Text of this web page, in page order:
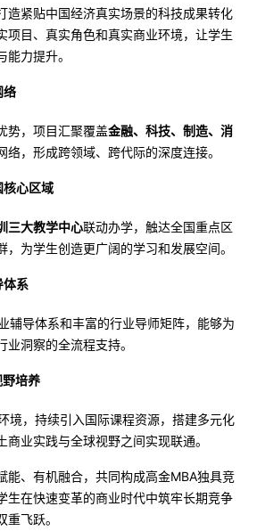
造紧贴中国经济真实场景的科技成果转化
项目、真实角色和真实商业环境，让学生
能力提升。
络
势，项目汇聚覆盖金融、科技、制造、消
络，形成跨领域、跨代际的深度连接。
核心区域
三大教学中心联动办学，触达全国重点区
，为学生创造更广阔的学习和发展空间。
体系
辅导体系和丰富的行业导师矩阵，能够为
业洞察的全流程支持。
培养
境，持续引入国际课程资源，搭建多元化
商业实践与全球视野之间实现联通。
能、有机融合，共同构成高金MBA独具竞
生在快速变革的商业时代中筑牢长期竞争
飞跃。